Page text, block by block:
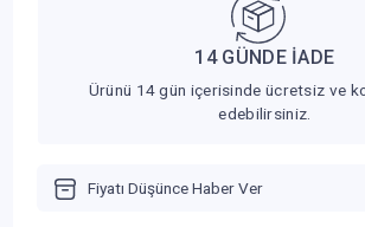
14 GÜNDE İADE
Ürünü 14 gün içerisinde ücretsiz ve
edebilirsiniz.
Fiyatı Düşünce Haber Ver